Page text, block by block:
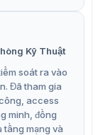
xa một cách
tốc độ khung
Kỹ Thuật
soát ra vào
Đã tham gia
access
minh, đồng
mạng và